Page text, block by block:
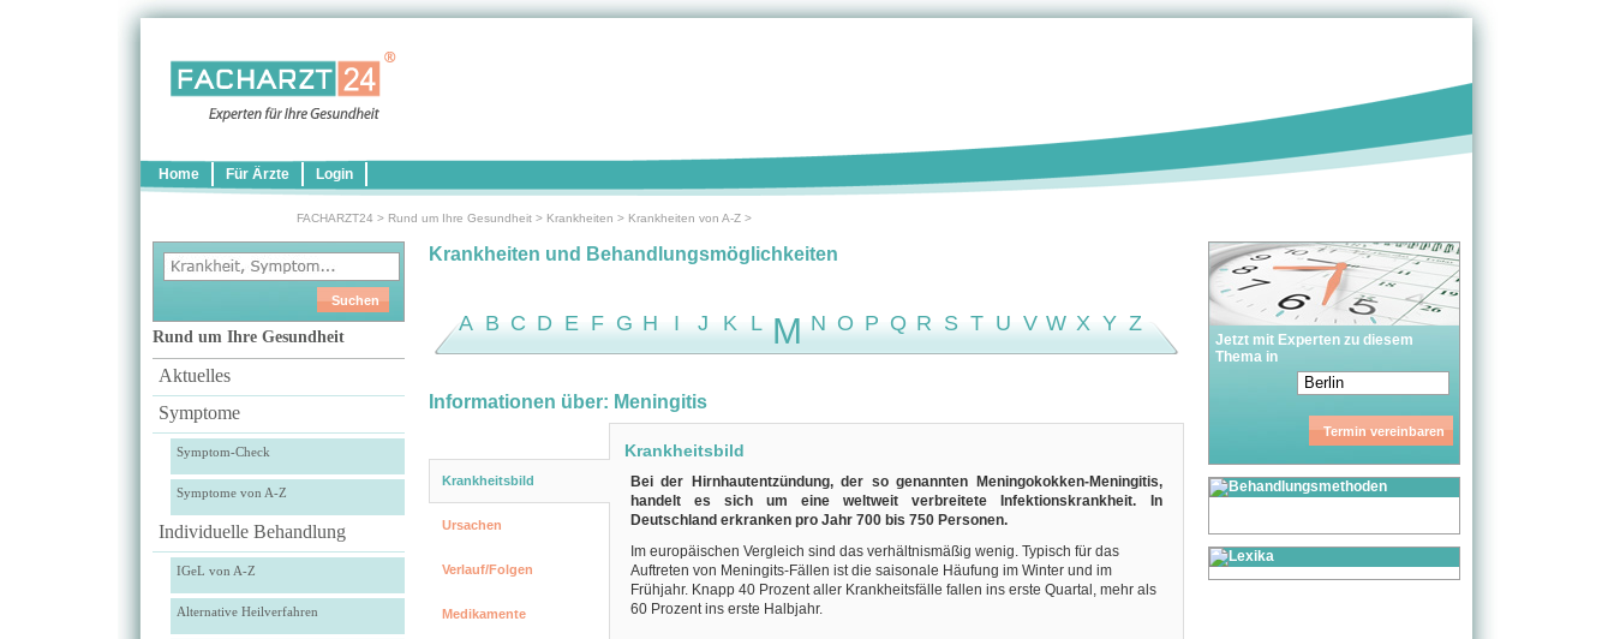
Home Für Ärzte Login
FACHARZT24 > Rund um Ihre Gesundheit> Krankheiten > Krankheiten von A-Z>
Rund um Ihre Gesundheit
Aktuelles
Symptome
Symptom-Check
Symptome von A-Z
Individuelle Behandlung
IGeL von A-Z
Alternative Heilverfahren
Jetzt mit Experten zu diesem
Thema in
Krankheiten und Behandlungsmöglichkeiten
A B C D E F G H I J K L M N O P Q R S T U V W X Y Z
Informationen über: Meningitis
Krankheitsbild
Ursachen
Verlauf/Folgen
Medikamente
Krankheitsbild
Bei der Hirnhautentzündung, der so genannten Meningokokken-Meningitis,
handelt es sich um eine weltweit verbreitete Infektionskrankheit. In
Deutschland erkranken pro Jahr 700 bis 750 Personen.
Im europäischen Vergleich sind das verhältnismäßig wenig. Typisch für das
Auftreten von Meningits-Fällen ist die saisonale Häufung im Winter und im
Frühjahr. Knapp 40 Prozent aller Krankheitsfälle fallen ins erste Quartal, mehr als
60 Prozent ins erste Halbjahr.